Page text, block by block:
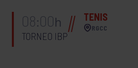
08:00h TENIS
RGCC
TORNEO IBP